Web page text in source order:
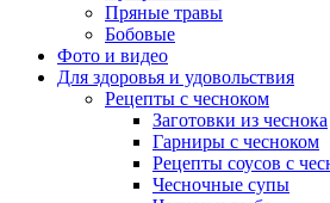
Пряные травы
Бобовые
Фото и видео
Для здоровья и удовольствия
Рецепты с чесноком
Заготовки из чеснока
Гарниры с чесноком
Рецепты соусов с
Чесночные супы